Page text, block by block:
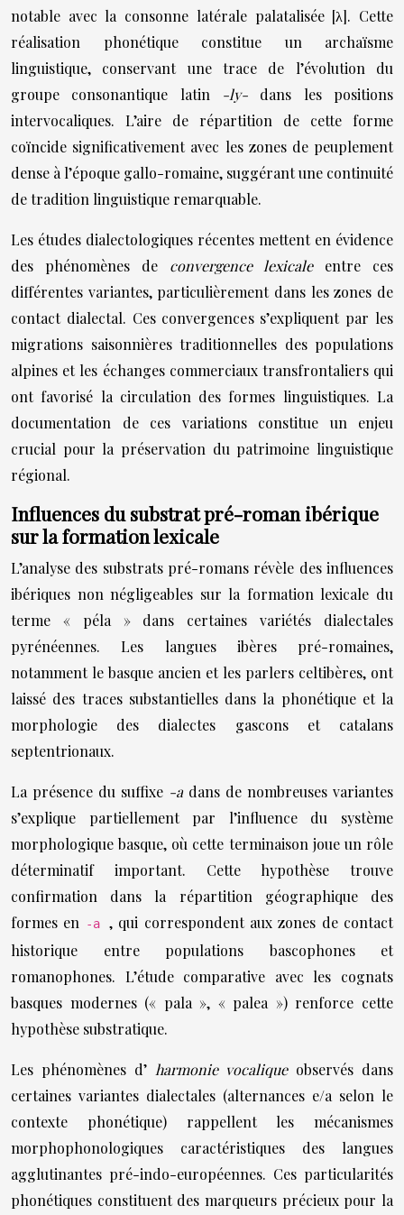
notable avec la consonne latérale palatalisée [λ]. Cette
réalisation phonétique constitue un archaïsme
linguistique, conservant une trace de l’évolution du
groupe consonantique latin -ly- dans les positions
intervocaliques. L’aire de répartition de cette forme
coïncide significativement avec les zones de peuplement
dense à l’époque gallo-romaine, suggérant une continuité
de tradition linguistique remarquable.
Les études dialectologiques récentes mettent en évidence
des phénomènes de convergence lexicale entre ces
différentes variantes, particulièrement dans les zones de
contact dialectal. Ces convergences s’expliquent par les
migrations saisonnières traditionnelles des populations
alpines et les échanges commerciaux transfrontaliers qui
ont favorisé la circulation des formes linguistiques. La
documentation de ces variations constitue un enjeu
crucial pour la préservation du patrimoine linguistique
régional.
Influences du substrat pré-roman ibérique
sur la formation lexicale
L’analyse des substrats pré-romans révèle des influences
ibériques non négligeables sur la formation lexicale du
terme « péla » dans certaines variétés dialectales
pyrénéennes. Les langues ibères pré-romaines,
notamment le basque ancien et les parlers celtibères, ont
laissé des traces substantielles dans la phonétique et la
morphologie des dialectes gascons et catalans
septentrionaux.
La présence du suffixe -a dans de nombreuses variantes
s’explique partiellement par l’influence du système
morphologique basque, où cette terminaison joue un rôle
déterminatif important. Cette hypothèse trouve
confirmation dans la répartition géographique des
formes en
-a, qui correspondent aux zones de contact
historique entre populations bascophones et
romanophones. L’étude comparative avec les cognats
basques modernes (« pala », « palea ») renforce cette
hypothèse substratique.
Les phénomènes d’ harmonie vocalique observés dans
certaines variantes dialectales (alternances e/a selon le
contexte phonétique) rappellent les mécanismes
morphophonologiques caractéristiques des langues
agglutinantes pré-indo-européennes. Ces particularités
phonétiques constituent des marqueurs précieux pour la